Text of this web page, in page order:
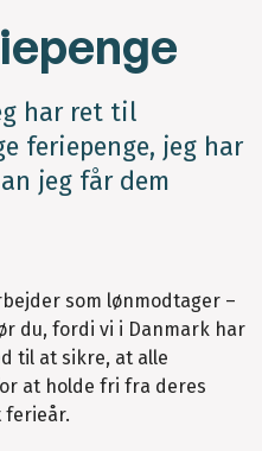
har ret til
feriepenge, jeg har
jeg får dem
som lønmodtager –
du, fordi vi i Danmark har
til at sikre, at alle
at holde fri fra deres
ferieår.